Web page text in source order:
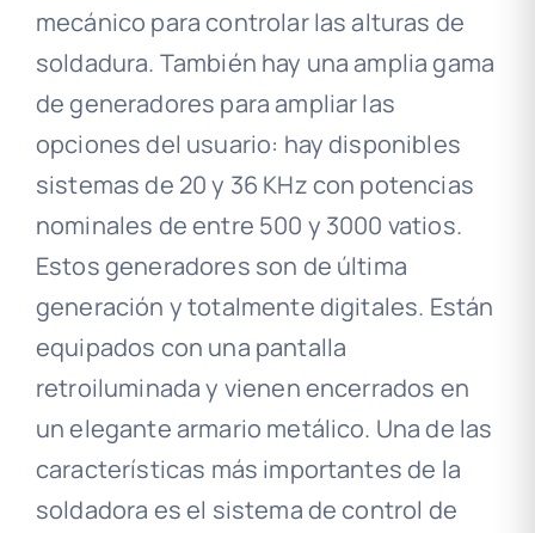
mecánico para controlar las alturas de
soldadura. También hay una amplia gama
de generadores para ampliar las
opciones del usuario: hay disponibles
sistemas de 20 y 36 KHz con potencias
nominales de entre 500 y 3000 vatios.
Estos generadores son de última
generación y totalmente digitales. Están
equipados con una pantalla
retroiluminada y vienen encerrados en
un elegante armario metálico. Una de las
características más importantes de la
soldadora es el sistema de control de